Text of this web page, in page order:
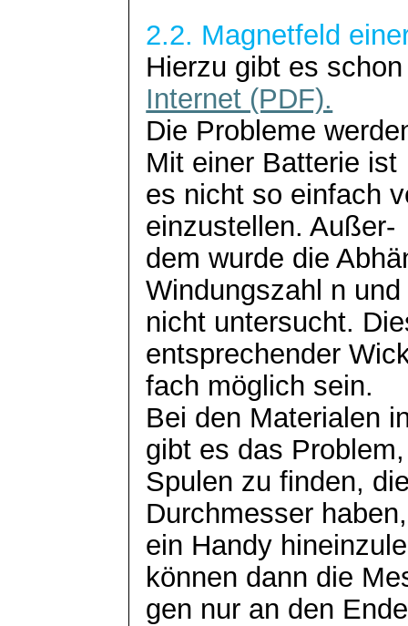
2.2. Magnetfeld
Hierzu gibt es
Internet (PDF).
Die Probleme
Mit einer Batterie ist
es nicht so einfach
einzustellen. Außer-
dem wurde die
Windungszahl n
nicht untersucht.
entsprechender
fach möglich sein.
Bei den Materialen
gibt es das Problem,
Spulen zu finden,
Durchmesser
ein Handy
können dann die
gen nur an den